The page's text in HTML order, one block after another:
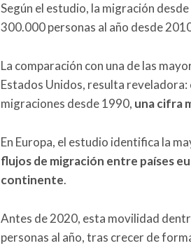
Según el estudio, la migración
300.000 personas al año desde
La comparación con una de las
Estados Unidos, resulta
migraciones desde 1990, una cifra
En Europa, el estudio identifica la
flujos de migración entre países
continente.
Antes de 2020, esta movilidad
personas al año, tras crecer de